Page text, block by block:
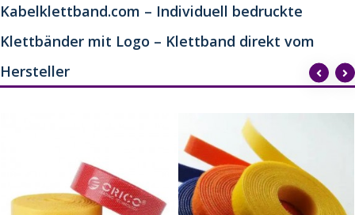
Kabelklettband.com – Individuell bedruckte
Klettbänder mit Logo – Klettband direkt vom
Hersteller